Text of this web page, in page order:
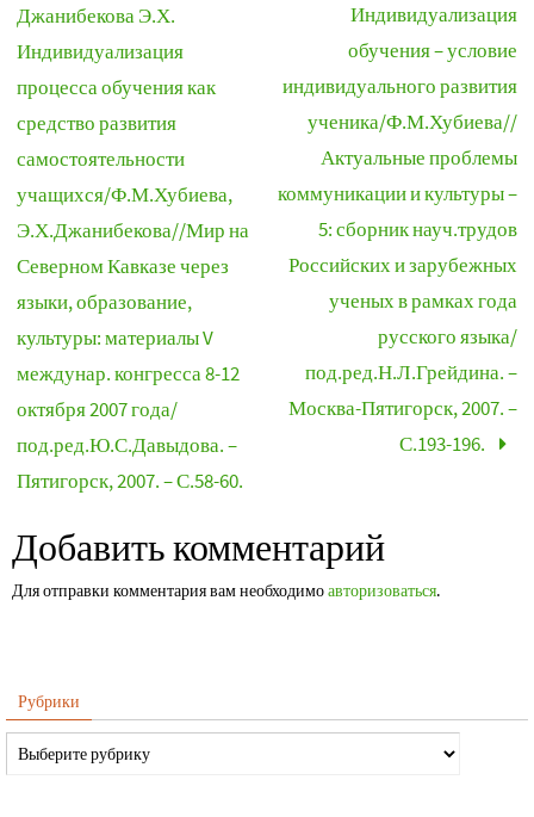
Джанибекова Э.Х.
Индивидуализация
процесса обучения как
средство развития
самостоятельности
учащихся/Ф.М.Хубиева,
Э.Х.Джанибекова//Мир на
Северном Кавказе через
языки, образование,
культуры: материалы V
междунар. конгресса 8-12
октября 2007 года/
под.ред.Ю.С.Давыдова. –
Пятигорск, 2007. – С.58-60.
Индивидуализация
обучения – условие
индивидуального развития
ученика/Ф.М.Хубиева//
Актуальные проблемы
коммуникации и культуры –
5: сборник науч.трудов
Российских и зарубежных
ученых в рамках года
русского языка/
под.ред.Н.Л.Грейдина. –
Москва-Пятигорск, 2007. –
С.193-196.
Добавить комментарий
Для отправки комментария вам необходимоавторизоваться.
Рубрики